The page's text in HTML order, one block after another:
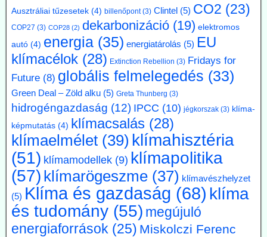
vinni a paksi hőt
Az atomerőmű hulladékhőjének a fővárosi távfűtésben történő
hasznosítása gazdasági és környezetvédelmi szempontból is
ígéretes elképzelés.
A főváros távhőrendszerét üzemeltető Budapesti Közművek (BKM)
több hónapig tartó tárgyalások után megbízási szerződést kötött a
BME-vel egy döntést megalapozó tanulmány közös elkészítésére a
Paksi Atomerőmű hőjének a fővárosi távfűtési rendszerbe való
Ausztráliai tűzesetek (4) billenőpont(3) Clintel (5) CO2 (23)
COP27 (3) COP28 (2) dekarbonizáció (19) elektromos
autó (4) energia (35) energiatárolás (5) EU
klímacélok (28) Extinction Rebellion (3) Fridays for
Future (8) globális felmelegedés (33)
Green Deal – Zöld alku (5) Greta Thunberg (3)
hidrogéngazdaság (12) IPCC (10) jégkorszak (3) klíma-
képmutatás (4) klímacsalás (28)
klímaelmélet (39) klímahisztéria
(51) klímamodellek (9) klímapolitika
(57) klímarögeszme (37) klímavészhelyzet
(5) Klíma és gazdaság (68) klíma
és tudomány (55) megújuló
energiaforrások (25) Miskolczi Ferenc